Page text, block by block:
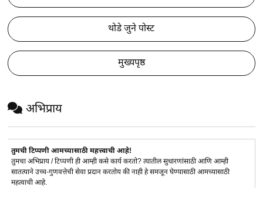
थोडे जुने पोस्ट
मुख्यपृष्ठ
अभिप्राय
तुमची टिप्पणी आमच्यासाठी महत्त्वाची आहे!
तुमचा अभिप्राय / टिप्पणी ही आम्ही कसे कार्य करतो? त्यातील सुधारणांसाठी आणि आम्ही
सातत्याने उच्च-गुणवत्तेची सेवा प्रदान करतोय की नाही हे समजून घेण्यासाठी आमच्यासाठी
महत्वाची आहे.